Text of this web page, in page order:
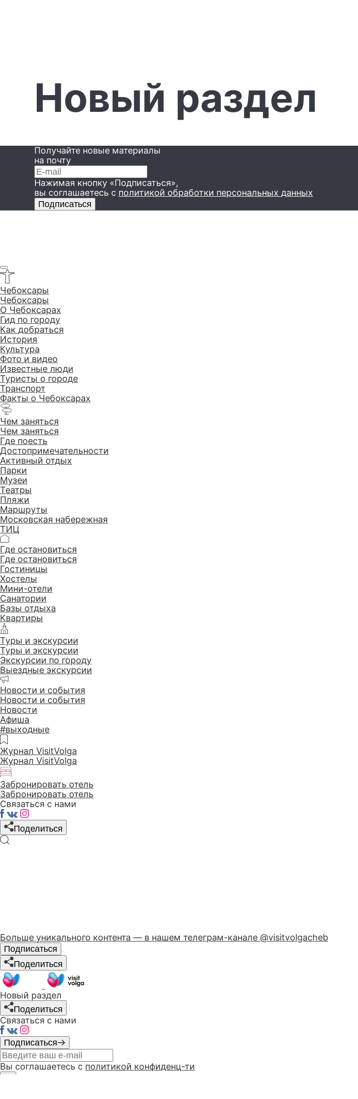
Новый раздел
Получайте новые материалы
на почту
Нажимая кнопку «Подписаться»,
вы соглашаетесь с политикой обработки персональных данных
Подписаться
Чебоксары
Чебоксары
O Чебоксарах
Гид по городу
Как добраться
История
Культура
Фото и видео
Известные люди
Туристы о городе
Транспорт
Факты о Чебоксарах
Чем заняться
Чем заняться
Где поесть
Достопримеча­тельности
Активный отдых
Парки
Музеи
Театры
Пляжи
Маршруты
Московская набережная
ТИЦ
Где остановиться
Где остановиться
Гостиницы
Хостелы
Мини-отели
Санатории
Базы отдыха
Квартиры
Туры и экскурсии
Туры и экскурсии
Экскурсии по городу
Выездные экскурсии
Новости и события
Новости и события
Новости
Афиша
#выходные
Журнал VisitVolga
Журнал VisitVolga
Забронировать отель
Забронировать отель
Связаться с нами
Поделиться
Больше уникального контента — в нашем телеграм-канале @visitvolgacheb
Подписаться
Поделиться
Новый раздел
Поделиться
Связаться с нами
Подписаться
Вы соглашаетесь с политикой конфиденц-ти